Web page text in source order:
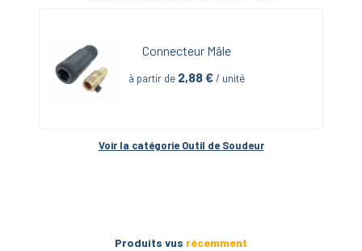
Connecteur Mâle
à partir de 2,88 € / unité
Voir la catégorie Outil de Soudeur
Produits vus récemment